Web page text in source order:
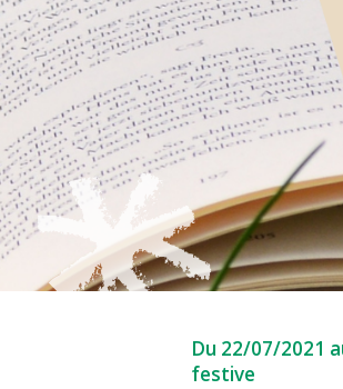
Du 22/07/2021
festive